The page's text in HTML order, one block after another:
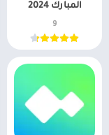
المبارك 2024
9